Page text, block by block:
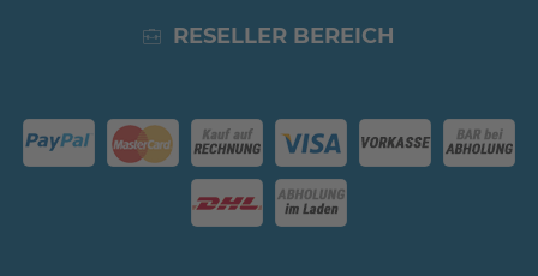
RESELLER BEREICH